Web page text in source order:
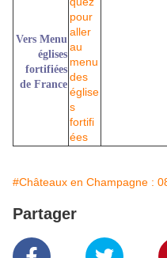
Vers Menu
églises
fortifiées
de France
#Châteaux en Champagne :
Partager